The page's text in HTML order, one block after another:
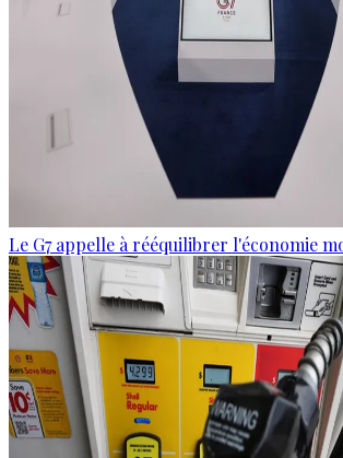
Le G7 appelle à rééquilibrer l'économie